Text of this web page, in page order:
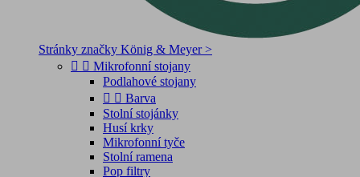
Stránky značky König & Meyer >
  Mikrofonní stojany
Podlahové stojany
  Barva
Stolní stojánky
Husí krky
Mikrofonní tyče
Stolní ramena
Pop filtry